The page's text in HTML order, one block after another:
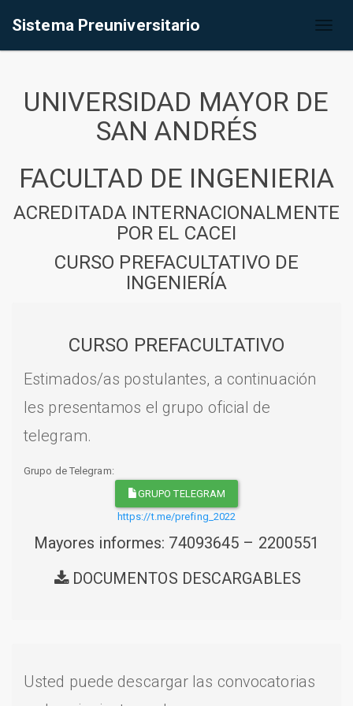
Sistema Preuniversitario
UNIVERSIDAD MAYOR DE
SAN ANDRÉS
FACULTAD DE INGENIERIA
ACREDITADA INTERNACIONALMENTE
POR EL CACEI
CURSO PREFACULTATIVO DE
INGENIERÍA
CURSO PREFACULTATIVO
Estimados/as postulantes, a continuación
les presentamos el grupo oficial de
telegram.
Grupo de Telegram:
GRUPO TELEGRAM
https://t.me/prefing_2022
Mayores informes: 74093645 – 2200551
DOCUMENTOS DESCARGABLES
Usted puede descargar las convocatorias